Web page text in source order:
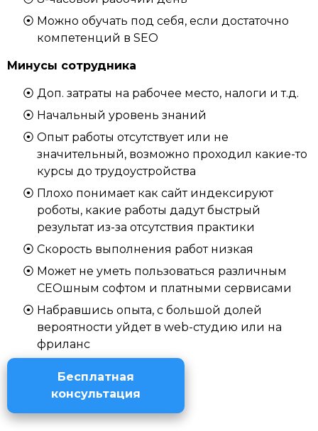
Можно обучать под себя, если достаточно
компетенций в SEO
Минусы сотрудника
Доп. затраты на рабочее место, налоги и т.д.
Начальный уровень знаний
Опыт работы отсутствует или не
значительный, возможно проходил какие-то
курсы до трудоустройства
Плохо понимает как сайт индексируют
роботы, какие работы дадут быстрый
результат из-за отсутствия практики
Скорость выполнения работ низкая
Может не уметь пользоваться различным
СЕОшным софтом и платными сервисами
Набравшись опыта, с большой долей
вероятности уйдет в web-студию или на
фриланс
Бесплатная
консультация